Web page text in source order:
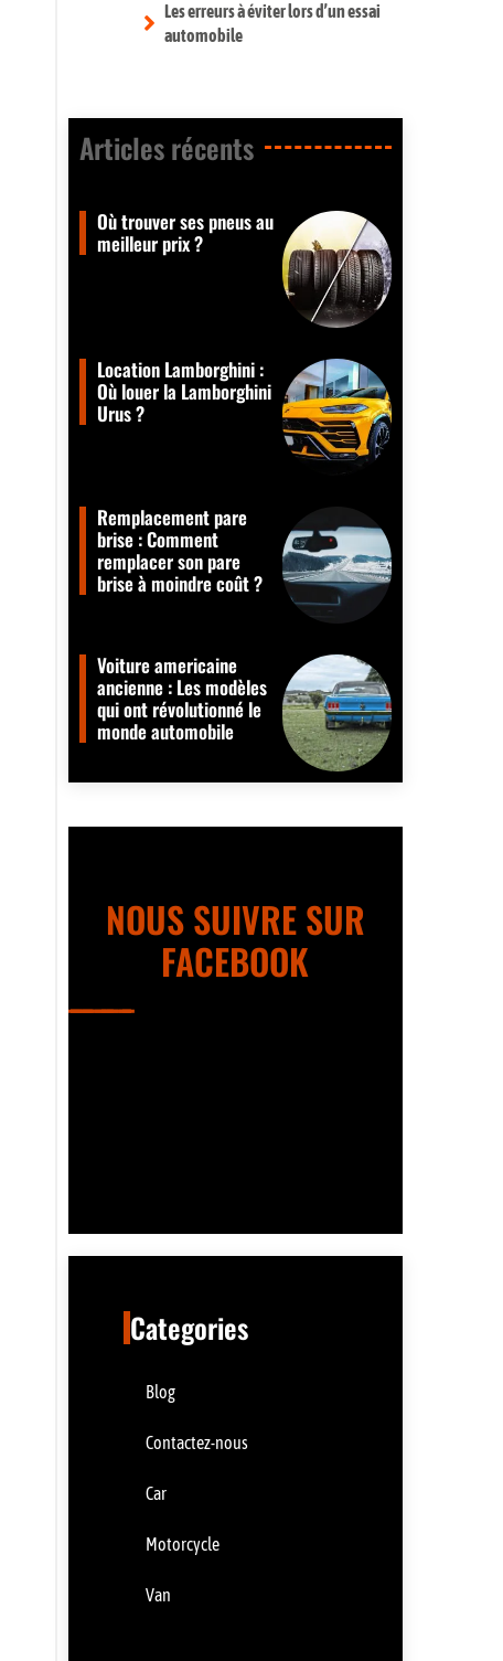
Les erreurs à éviter lors d’un essai
automobile
Articles récents​
Où trouver ses pneus au
meilleur prix ?
Location Lamborghini :
Où louer la Lamborghini
Urus ?
Remplacement pare
brise : Comment
remplacer son pare
brise à moindre coût ?
Voiture americaine
ancienne : Les modèles
qui ont révolutionné le
monde automobile
NOUS SUIVRE SUR
FACEBOOK
Categories
Blog
Contactez-nous
Car
Motorcycle
Van